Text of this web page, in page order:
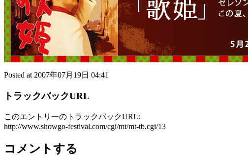
Posted at 2007年07月19日 04:41
トラックバックURL
このエントリーのトラックバックURL:
http://www.showgo-festival.com/cgi/mt/mt-tb.cgi/13
コメントする